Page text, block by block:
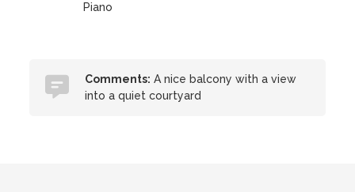
Piano
Comments: A nice balcony with a view
into a quiet courtyard